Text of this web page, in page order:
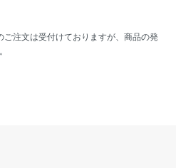
注文は受付けておりますが、商品の発